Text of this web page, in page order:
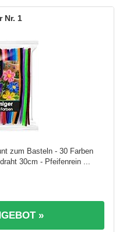
1
zum Basteln - 30 Farben
30cm - Pfeifenrein ...
»